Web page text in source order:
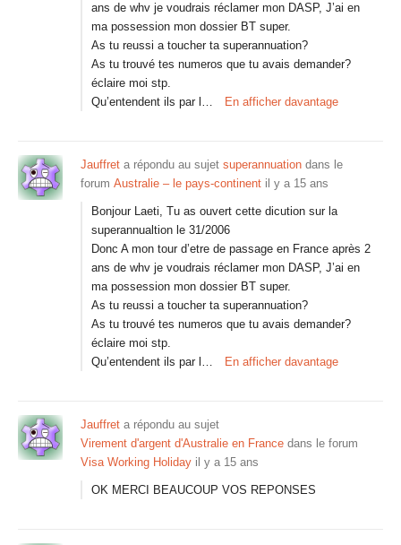
ans de whv je voudrais réclamer mon DASP, J’ai en
ma possession mon dossier BT super.
As tu reussi a toucher ta superannuation?
As tu trouvé tes numeros que tu avais demander?
éclaire moi stp.
Qu’entendent ils par l…
En afficher davantage
Jauffret a répondu au sujet superannuation dans le
forum Australie – le pays-continent il y a 15 ans
Bonjour Laeti, Tu as ouvert cette dicution sur la
superannualtion le 31/2006
Donc A mon tour d’etre de passage en France après 2
ans de whv je voudrais réclamer mon DASP, J’ai en
ma possession mon dossier BT super.
As tu reussi a toucher ta superannuation?
As tu trouvé tes numeros que tu avais demander?
éclaire moi stp.
Qu’entendent ils par l…
En afficher davantage
Jauffret a répondu au sujet
Virement d'argent d'Australie en France dans le forum
Visa Working Holiday il y a 15 ans
OK MERCI BEAUCOUP VOS REPONSES